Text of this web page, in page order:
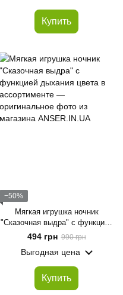
Купить
−50%
Мягкая игрушка ночник
"Сказочная выдра" с функцией
дыхания цвета в ассортименте
494 грн 990 грн
Выгодная цена
Купить